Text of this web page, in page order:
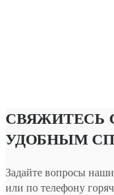
УДОБНЫМ
Задайте вопросы
или по телефону